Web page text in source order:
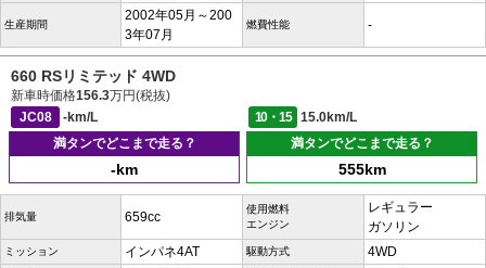
生産期間
2002年05月～200
3年07月
燃費性能 -
660 RSリミテッド 4WD
新車時価格156.3万円(税抜)
JC08
-km/L 10・15
15.0km/L
満タンでどこまで走る？
-km
満タンでどこまで走る？
555km
排気量 659cc
使用燃料
エンジン
レギュラー
ガソリン
ミッション インパネ4AT 駆動方式 4WD